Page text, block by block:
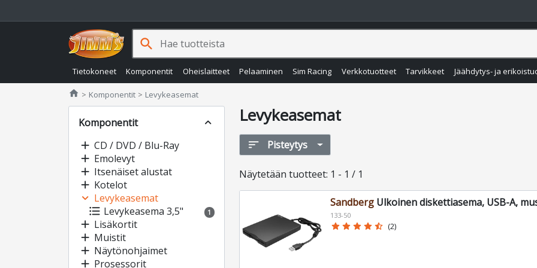
Tietokoneet Komponentit Oheislaitteet Pelaaminen Sim Racing Verkkotuotteet Tarvikkeet Jäähdytys- ja
search
home Jimms.fi
Komponentit Levykeasemat
Komponentit
expand_less
add CD / DVD / Blu-Ray
add Emolevyt
add Itsenäiset alustat
add Kotelot
expand_more Levykeasemat
format_list_bulleted Levykeasema 3,5" 1
add Lisäkortit
add Muistit
add Näytönohjaimet
add Prosessorit
Levykeasemat
sort Pisteytys
Näytetään tuotteet: 1 - 1 / 1
SandbergUlkoinen diskettiasema, USB-A,
133-50
star star star star star_half (2)